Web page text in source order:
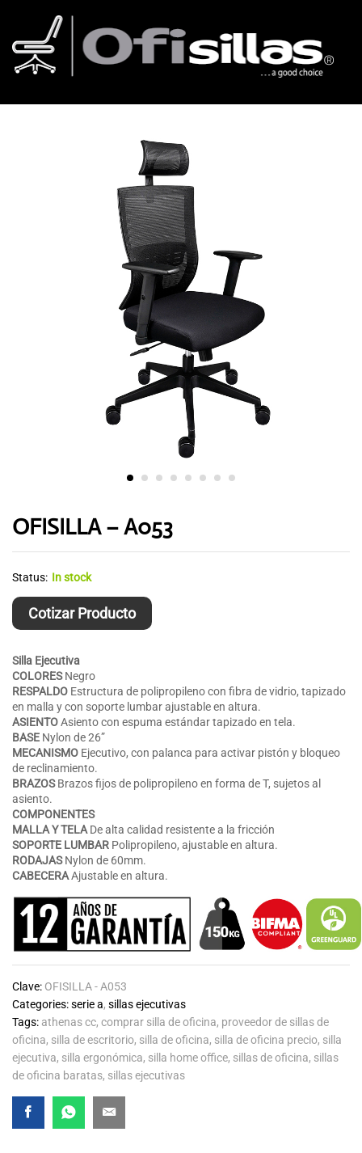
OFISILLA – A053
Status: In stock
Cotizar Producto
Silla Ejecutiva
COLORESNegro
RESPALDO Estructura de polipropileno con fibra de vidrio, tapizado
en malla y con soporte lumbar ajustable en altura.
ASIENTOAsiento con espuma estándar tapizado en tela.
BASE Nylon de 26”
MECANISMO Ejecutivo, con palanca para activar pistón y bloqueo
de reclinamiento.
BRAZOSBrazos fijos de polipropileno en forma de T, sujetos al
asiento.
COMPONENTES
MALLA Y TELA De alta calidad resistente a la fricción
SOPORTE LUMBAR Polipropileno, ajustable en altura.
RODAJASNylon de 60mm.
CABECERAAjustable en altura.
Clave: OFISILLA - A053
Categories:serie a, sillas ejecutivas
Tags: athenas cc, comprar silla de oficina, proveedor de sillas de
oficina, silla de escritorio, silla de oficina, silla de oficina precio, silla
ejecutiva, silla ergonómica, silla home office, sillas de oficina, sillas
de oficina baratas, sillas ejecutivas